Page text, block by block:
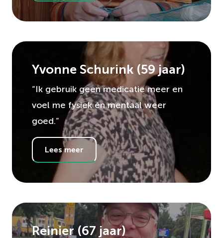
Yvonne Schurink (59 jaar)
“Ik gebruik geen medicatie meer en
voel me fysiek én mentaal weer
goed.”
Lees meer
Reinier (67 jaar)